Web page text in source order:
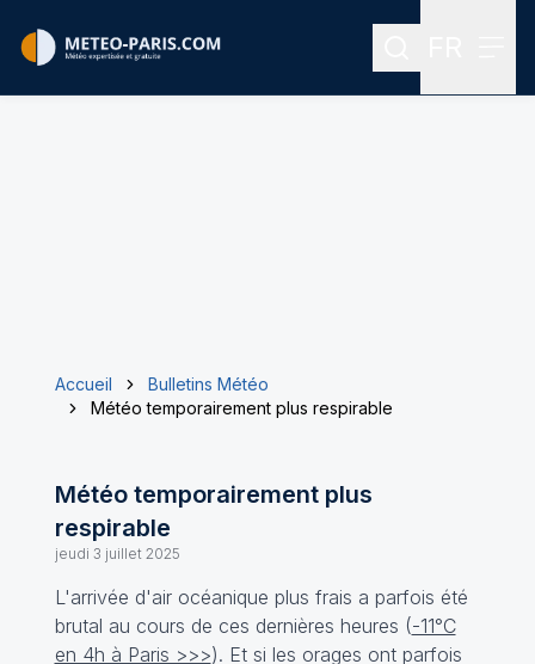
Rechercher
Accueil
Bulletins Météo
Météo temporairement plus respirable
Météo temporairement plus
respirable
jeudi 3 juillet 2025
L'arrivée d'air océanique plus frais a parfois été
brutal au cours de ces dernières heures (-11°C
en 4h à Paris >>>). Et si les orages ont parfois